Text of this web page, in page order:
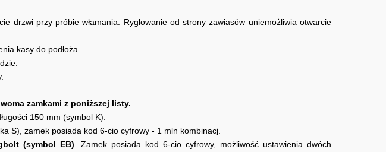
drzwi przy próbie włamania. Ryglowanie od strony zawiasów uniemożliwia otwarcie
kasy do podłoża.
zamkami z poniższej listy.
150 mm (symbol K).
S), zamek posiada kod 6-cio cyfrowy - 1 mln kombinacj.
(symbol EB) . Zamek posiada kod 6-cio cyfrowy, możliwość ustawienia dwóch